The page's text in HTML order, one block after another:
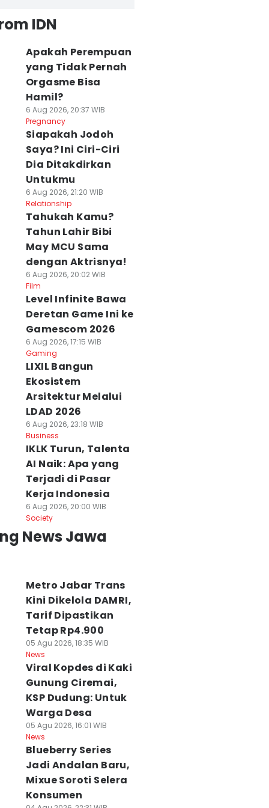
IDN
Apakah Perempuan
yang Tidak Pernah
Orgasme Bisa
Hamil?
6 Aug 2026, 20:37 WIB
Pregnancy
Siapakah Jodoh
Saya? Ini Ciri-Ciri
Dia Ditakdirkan
Untukmu
6 Aug 2026, 21:20 WIB
Relationship
Tahukah Kamu?
Tahun Lahir Bibi
May MCU Sama
dengan Aktrisnya!
6 Aug 2026, 20:02 WIB
Film
Level Infinite Bawa
Deretan Game Ini ke
Gamescom 2026
6 Aug 2026, 17:15 WIB
Gaming
LIXIL Bangun
Ekosistem
Arsitektur Melalui
LDAD 2026
6 Aug 2026, 23:18 WIB
Business
IKLK Turun, Talenta
AI Naik: Apa yang
Terjadi di Pasar
Kerja Indonesia
6 Aug 2026, 20:00 WIB
Society
News Jawa
Metro Jabar Trans
Kini Dikelola DAMRI,
Tarif Dipastikan
Tetap Rp4.900
05 Agu 2026, 18:35 WIB
News
Viral Kopdes di Kaki
Gunung Ciremai,
KSP Dudung: Untuk
Warga Desa
05 Agu 2026, 16:01 WIB
News
Blueberry Series
Jadi Andalan Baru,
Mixue Soroti Selera
Konsumen